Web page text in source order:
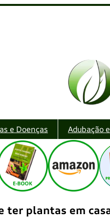
e Doenças Adubação
ter plantas em